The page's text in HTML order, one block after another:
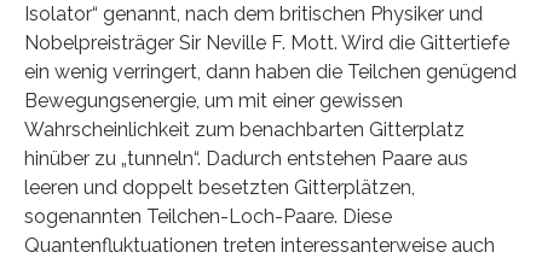
Isolator“ genannt, nach dem britischen Physiker und
Nobelpreisträger Sir Neville F. Mott. Wird die Gittertiefe
ein wenig verringert, dann haben die Teilchen genügend
Bewegungsenergie, um mit einer gewissen
Wahrscheinlichkeit zum benachbarten Gitterplatz
hinüber zu „tunneln“. Dadurch entstehen Paare aus
leeren und doppelt besetzten Gitterplätzen,
sogenannten Teilchen-Loch-Paare. Diese
Quantenfluktuationen treten interessanterweise auch